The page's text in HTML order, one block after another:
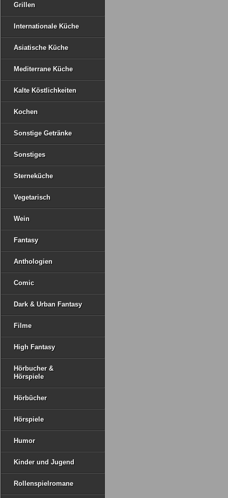
Grillen
Internationale Küche
Asiatische Küche
Mediterrane Küche
Kalte Köstlichkeiten
Kochen
Sonstige Getränke
Sonstiges
Sterneküche
Vegetarisch
Wein
Fantasy
Anthologien
Comic
Dark & Urban Fantasy
Filme
High Fantasy
Hörbucher &
Hörspiele
Hörbücher
Hörspiele
Humor
Kinder und Jugend
Rollenspielromane